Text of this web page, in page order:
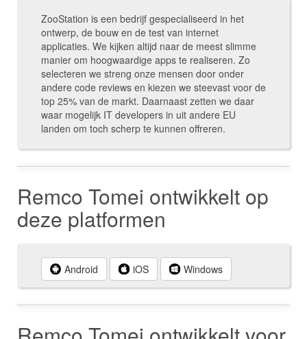
ZooStation is een bedrijf gespecialiseerd in het
ontwerp, de bouw en de test van internet
applicaties. We kijken altijd naar de meest slimme
manier om hoogwaardige apps te realiseren. Zo
selecteren we streng onze mensen door onder
andere code reviews en kiezen we steevast voor de
top 25% van de markt. Daarnaast zetten we daar
waar mogelijk IT developers in uit andere EU
landen om toch scherp te kunnen offreren.
Remco Tomei ontwikkelt op
deze platformen
Android iOS Windows